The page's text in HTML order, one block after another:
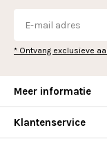
* Ontvang exclusieve
Meer informatie
Klantenservice